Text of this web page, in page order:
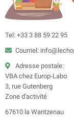
Tel: +33 3 88 59 22 95
Courriel:
Adresse postale:
VBA chez Europ-Labo
3, rue Gutenberg
Zone d'activité
67610 la Wantzenau